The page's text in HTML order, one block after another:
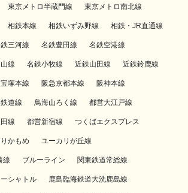
東京メトロ半蔵門線 東京メトロ南北線
相鉄本線 相鉄いずみ野線 相鉄・JR直通線
三河線 名鉄豊田線 名鉄空港線
線 名鉄小牧線 近鉄山田線 近鉄鈴鹿線
塚本線 阪急京都本線 阪神本線
道線 鳥海山ろく線 都営大江戸線
線 都営新宿線 つくばエクスプレス
かもめ ユーカリが丘線
線 ブルーライン 関東鉄道常総線
シャトル 鹿島臨海鉄道大洗鹿島線